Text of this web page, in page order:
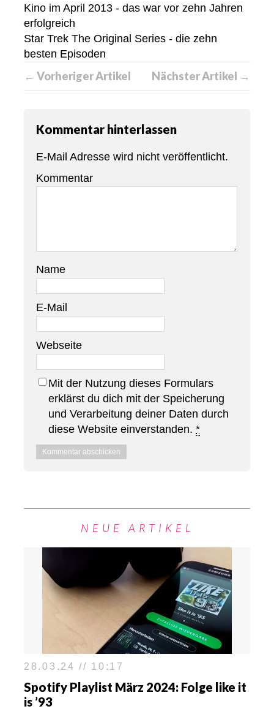
Kino im April 2013 - das war vor zehn Jahren
erfolgreich
Star Trek The Original Series - die zehn
besten Episoden
← Vorheriger Artikel Nächster Artikel →
Kommentar hinterlassen
E-Mail Adresse wird nicht veröffentlicht.
Kommentar
Name
E-Mail
Webseite
Mit der Nutzung dieses Formulars
erklärst du dich mit der Speicherung
und Verarbeitung deiner Daten durch
diese Website einverstanden. *
NEUE ARTIKEL
28.03.24 // 10:17
Spotify Playlist März 2024: Folge like it
is ’93